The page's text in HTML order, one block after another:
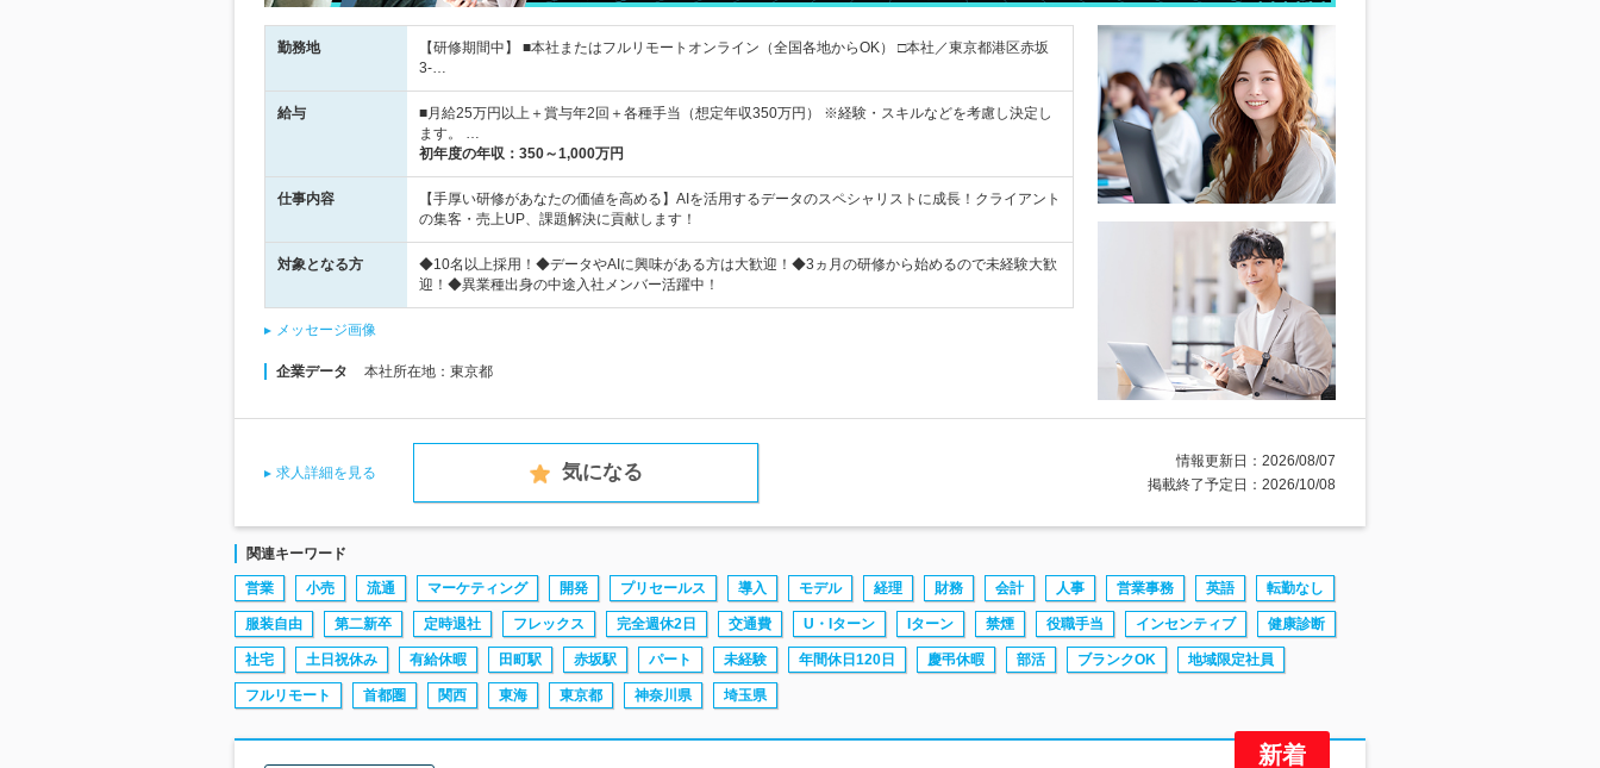
勤務地
【研修期間中】 ■本社またはフルリモートオンライン（全国各地からOK） □本社／東京都港区赤坂
3-…
給与
■月給25万円以上＋賞与年2回＋各種手当（想定年収350万円） ※経験・スキルなどを考慮し決定し
ます。 …
初年度の年収： 350～1,000万円
仕事内容
【手厚い研修があなたの価値を高める】AIを活用するデータのスペシャリストに成長！クライアント
の集客・売上UP、課題解決に貢献します！
対象となる方
◆10名以上採用！◆データやAIに興味がある方は大歓迎！◆3ヵ月の研修から始めるので未経験大歓
迎！◆異業種出身の中途入社メンバー活躍中！
メッセージ画像
企業データ 本社所在地：東京都
求人詳細を見る 気になる
情報更新日：2026/08/07
掲載終了予定日：2026/10/08
関連キーワード
営業 小売 流通 マーケティング 開発 プリセールス 導入 モデル 経理 財務 会計 人事 営業事務 英語 転勤なし
服装自由 第二新卒 定時退社 フレックス 完全週休2日 交通費 U・Iターン Iターン 禁煙 役職手当 インセンティブ 健康診断
社宅 土日祝休み 有給休暇 田町駅 赤坂駅 パート 未経験 年間休日120日 慶弔休暇 部活 ブランクOK 地域限定社員
フルリモート 首都圏 関西 東海 東京都 神奈川県 埼玉県